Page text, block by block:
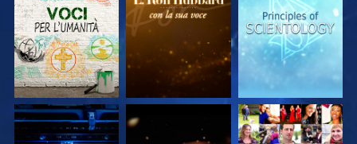
SERIE
SERIE
SERIE